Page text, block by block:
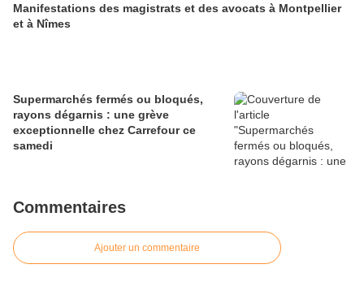
Manifestations des magistrats et des avocats à Montpellier
et à Nîmes
Supermarchés fermés ou bloqués,
rayons dégarnis : une grève
exceptionnelle chez Carrefour ce
samedi
Commentaires
Ajouter un commentaire